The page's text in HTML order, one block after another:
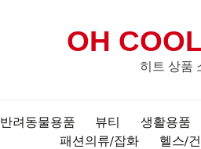
OH
히트 상품
반려동물용품 뷰티 생활용품
패션의류/잡화
헬스/